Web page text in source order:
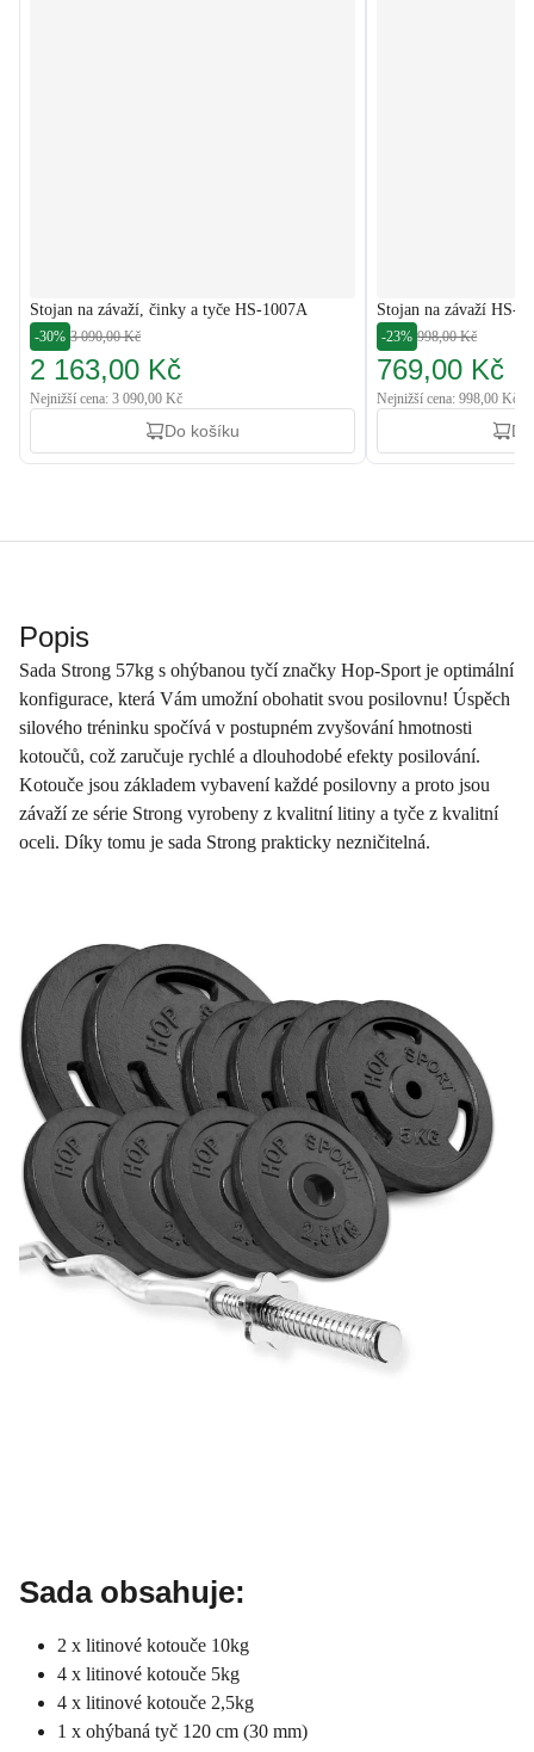
Stojan na závaží, činky a tyče HS-1007A
-30% 3 090,00 Kč
2 163,00 Kč
Nejnižší cena: 3 090,00 Kč
Do košíku
Stojan na závaží HS-
-23% 998,00 Kč
769,00 Kč
Nejnižší cena: 998,00 Kč
Popis
Sada Strong 57kg s ohýbanou tyčí značky Hop-Sport je optimální
konfigurace, která Vám umožní obohatit svou posilovnu! Úspěch
silového tréninku spočívá v postupném zvyšování hmotnosti
kotoučů, což zaručuje rychlé a dlouhodobé efekty posilování.
Kotouče jsou základem vybavení každé posilovny a proto jsou
závaží ze série Strong vyrobeny z kvalitní litiny a tyče z kvalitní
oceli. Díky tomu je sada Strong prakticky nezničitelná.
Sada obsahuje:
2 x litinové kotouče 10kg
4 x litinové kotouče 5kg
4 x litinové kotouče 2,5kg
1 x ohýbaná tyč 120 cm (30 mm)